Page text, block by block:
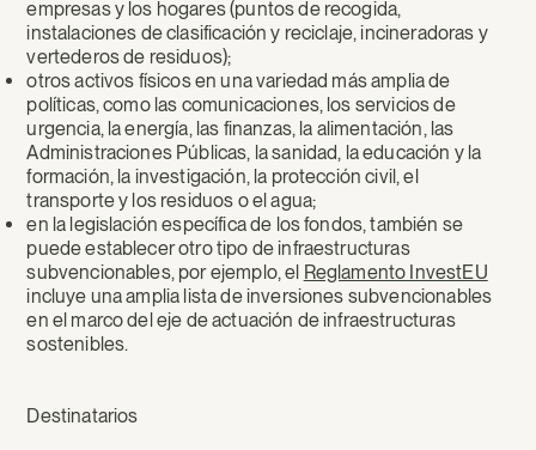
empresas y los hogares (puntos de recogida,
instalaciones de clasificación y reciclaje, incineradoras y
vertederos de residuos);
otros activos físicos en una variedad más amplia de
políticas, como las comunicaciones, los servicios de
urgencia, la energía, las finanzas, la alimentación, las
Administraciones Públicas, la sanidad, la educación y la
formación, la investigación, la protección civil, el
transporte y los residuos o el agua;
en la legislación específica de los fondos, también se
puede establecer otro tipo de infraestructuras
subvencionables, por ejemplo, el Reglamento InvestEU
incluye una amplia lista de inversiones subvencionables
en el marco del eje de actuación de infraestructuras
sostenibles.
Destinatarios